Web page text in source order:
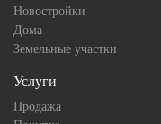
Новостройки
Дома
Земельные участки
Услуги
Продажа